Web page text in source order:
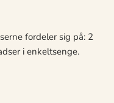
fordeler sig på: 2
i enkeltsenge.